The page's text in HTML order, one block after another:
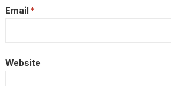
Email *
Website